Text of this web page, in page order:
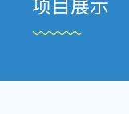
项目展示